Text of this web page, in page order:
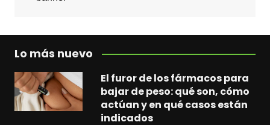
Lo más nuevo
El furor de los fármacos para
bajar de peso: qué son, cómo
actúan y en qué casos están
indicados